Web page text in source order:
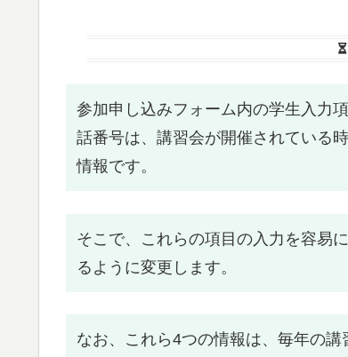
参加申し込みフォーム内の学生入力
話番号は、講習会が開催されている
情報です。
そこで、これらの項目の入力を容易
るように変更します。
なお、これら4つの情報は、毎年の